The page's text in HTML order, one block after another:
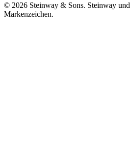
© 2026 Steinway & Sons. Steinway
Markenzeichen.